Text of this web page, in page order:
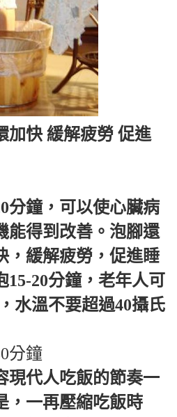
加快 緩解疲勞 促進
分鐘，可以使心臟病
能得到改善。泡腳還
，緩解疲勞，促進睡
15-20分鐘，老年人可
水溫不要超過40攝氏
分鐘
現代人吃飯的節奏一
，一再壓縮吃飯時